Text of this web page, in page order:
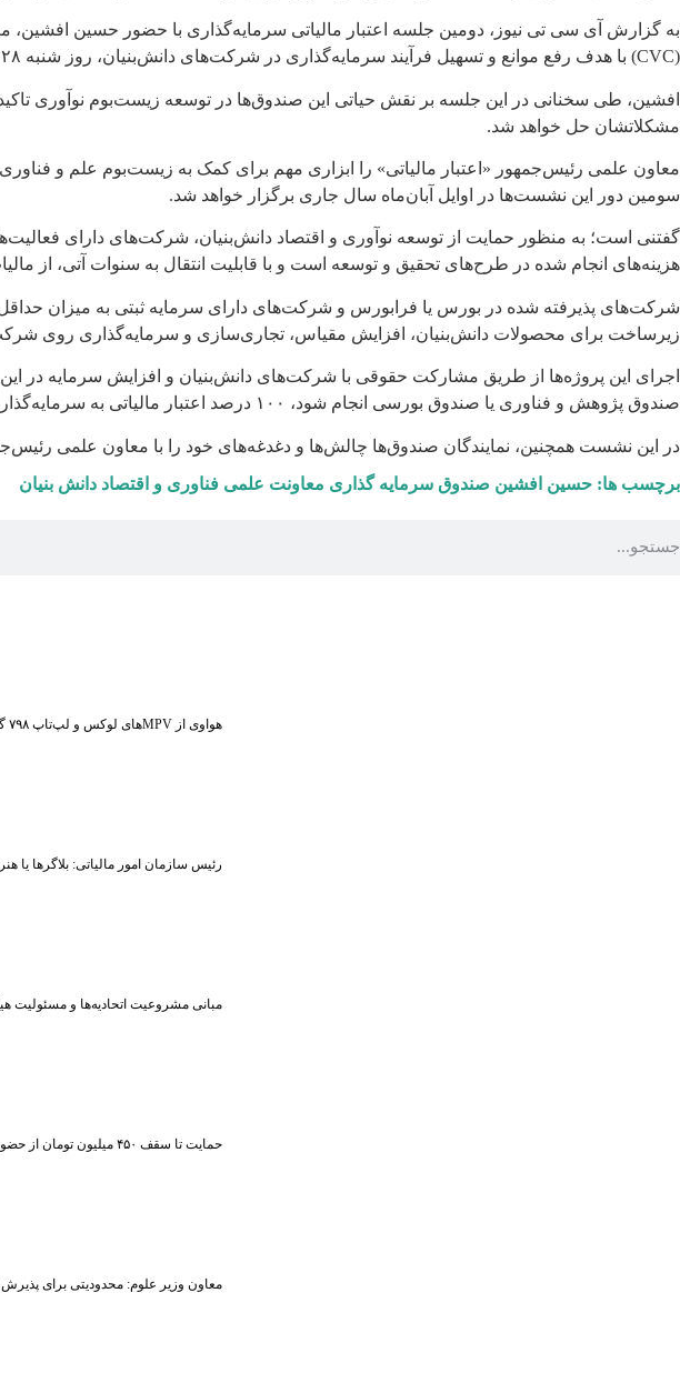
به گزارش آی سی تی نیوز، دومین جلسه اعتبار مالیاتی سرمایه‌گذاری با حضور حسین
(CVC) با هدف رفع موانع و تسهیل فرآیند سرمایه‌گذاری در شرکت‌های دانش‌بنیان، روز ‌شنبه ۲۸ تیرماه، در محل معاونت علمی برگزار شد.
مشکلاتشان حل خواهد شد.
معاون علمی رئیس‌جمهور «اعتبار مالیاتی» را ابزاری مهم برای کمک به زیست‌بوم علم و
سومین دور این نشست‌ها در اوایل آبان‌ماه سال جاری برگزار خواهد شد.
گفتنی است؛ به منظور حمایت از توسعه نوآوری و اقتصاد دانش‌بنیان، شرکت‌های دارای
هزینه‌های انجام شده در طرح‌های تحقیق و توسعه است و با قابلیت انتقال به سنوات آتی، از
شرکت‌های پذیرفته شده در بورس یا فرابورس و شرکت‌های دارای سرمایه ثبتی به میزان حداقل
زیرساخت برای محصولات دانش‌بنیان، افزایش مقیاس، تجاری‌سازی و سرمایه‌گذاری روی
اجرای این پروژه‌ها از طریق مشارکت حقوقی با شرکت‌های دانش‌بنیان و افزایش سرمایه
صندوق پژوهش و فناوری یا صندوق بورسی انجام شود، ۱۰۰ درصد اعتبار مالیاتی به سرمایه‌گذاران تعلق می‌گیرد. در سال جاری و سال گذشته، تمامی طرح‌ها به صورت غیرمستقیم اجرا شده‌اند.
در این نشست همچنین، نمایندگان صندوق‌ها چالش‌ها و دغدغه‌های خود را با معاون علمی
برچسب ها: حسین افشین صندوق سرمایه گذاری معاونت علمی فناوری و اقتصاد دانش بنیان
هواوی از MPVهای لوکس و لپ‌تاپ ۷۹۸ گرمی در رویداد ۵ اوت رونمایی کرد
رئیس سازمان امور مالیاتی: بلاگر‌ها
مبانی مشروعیت اتحادیه‌ها و مسئولیت
حمایت تا سقف ۴۵۰ میلیون تومان از حضور شرکت‌های دانش‌بنیان در GITEX AI Türkiye
معاون وزیر علوم: محدودیتی برای پذیرش